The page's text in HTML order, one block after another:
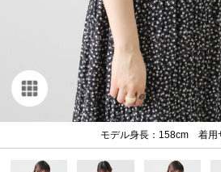
モデル身長：158cm 着用